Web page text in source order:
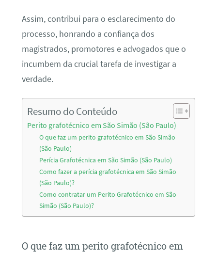
Assim, contribui para o esclarecimento do
processo, honrando a confiança dos
magistrados, promotores e advogados que o
incumbem da crucial tarefa de investigar a
verdade.
Resumo do Conteúdo
Perito grafotécnico em São Simão (São Paulo)
O que faz um perito grafotécnico em São Simão
(São Paulo)
Perícia Grafotécnica em São Simão (São Paulo)
Como fazer a perícia grafotécnica em São Simão
(São Paulo)?
Como contratar um Perito Grafotécnico em São
Simão (São Paulo)?
O que faz um perito grafotécnico em